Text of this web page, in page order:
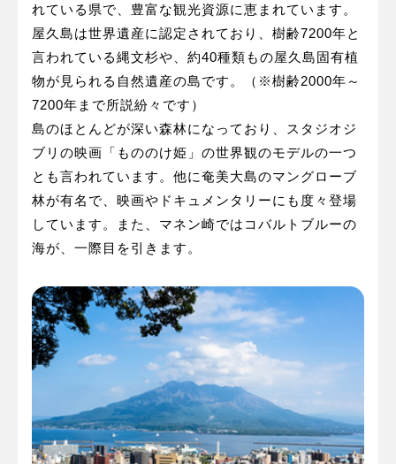
れている県で、豊富な観光資源に恵まれています。
屋久島は世界遺産に認定されており、樹齢7200年と
言われている縄文杉や、約40種類もの屋久島固有植
物が見られる自然遺産の島です。（※樹齢2000年～
7200年まで所説紛々です）
島のほとんどが深い森林になっており、スタジオジ
ブリの映画「もののけ姫」の世界観のモデルの一つ
とも言われています。他に奄美大島のマングローブ
林が有名で、映画やドキュメンタリーにも度々登場
しています。また、マネン崎ではコバルトブルーの
海が、一際目を引きます。